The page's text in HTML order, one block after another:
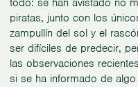
todo: se han avistado no
piratas, junto con los
zampullín del sol y el
ser difíciles de predecir,
las observaciones
si se ha informado de algo